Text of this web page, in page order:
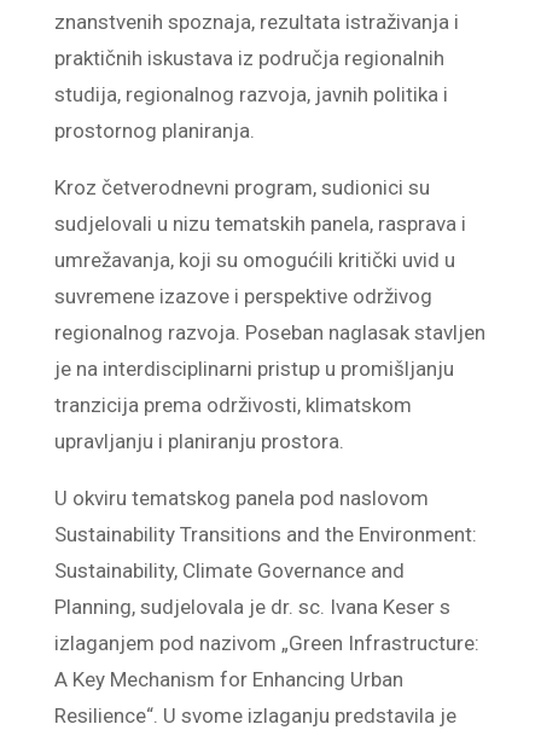
znanstvenih spoznaja, rezultata istraživanja i
praktičnih iskustava iz područja regionalnih
studija, regionalnog razvoja, javnih politika i
prostornog planiranja.
Kroz četverodnevni program, sudionici su
sudjelovali u nizu tematskih panela, rasprava i
umrežavanja, koji su omogućili kritički uvid u
suvremene izazove i perspektive održivog
regionalnog razvoja. Poseban naglasak stavljen
je na interdisciplinarni pristup u promišljanju
tranzicija prema održivosti, klimatskom
upravljanju i planiranju prostora.
U okviru tematskog panela pod naslovom
Sustainability Transitions and the Environment:
Sustainability, Climate Governance and
Planning, sudjelovala je dr. sc. Ivana Keser s
izlaganjem pod nazivom „Green Infrastructure:
A Key Mechanism for Enhancing Urban
Resilience“. U svome izlaganju predstavila je